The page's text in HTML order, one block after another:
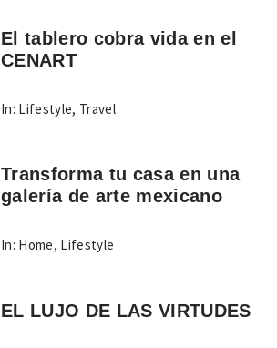
El tablero cobra vida en el
CENART
In: Lifestyle, Travel
Transforma tu casa en una
galería de arte mexicano
In: Home, Lifestyle
EL LUJO DE LAS VIRTUDES